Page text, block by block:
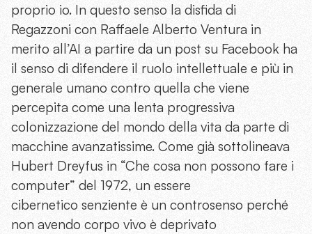
proprio io. In questo senso la disfida di
Regazzoni con Raffaele Alberto Ventura in
merito all’AI a partire da un post su Facebook ha
il senso di difendere il ruolo intellettuale e più in
generale umano contro quella che viene
percepita come una lenta progressiva
colonizzazione del mondo della vita da parte di
macchine avanzatissime. Come già sottolineava
Hubert Dreyfus in “Che cosa non possono fare i
computer” del 1972, un essere
cibernetico senziente è un controsenso perché
non avendo corpo vivo è deprivato